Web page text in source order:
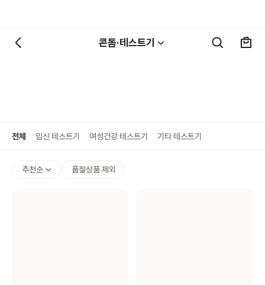
콘돔·테스트기
전체 임신 테스트기 여성건강 테스트기 기타 테스트기
추천순 품절상품 제외